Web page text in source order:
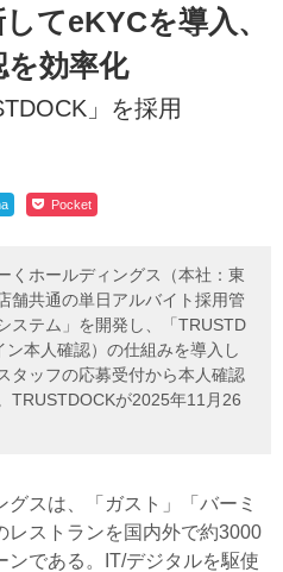
てeKYCを導入、
を効率化
」を採用
Pocket
くホールディングス（本社：東
舗共通の単日アルバイト採用管
ステム」を開発し、「TRUSTD
本人確認）の仕組みを導入し
タッフの応募受付から本人確認
TRUSTDOCKが2025年11月26
スは、「ガスト」「バーミ
レストランを国内外で約3000
ンである。IT/デジタルを駆使